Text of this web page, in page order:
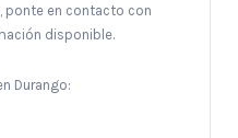
ponte en contacto con
disponible.
Durango: